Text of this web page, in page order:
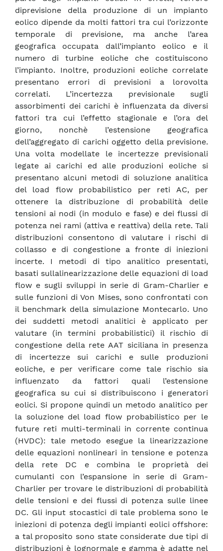
diprevisione della produzione di un impianto
eolico dipende da molti fattori tra cui l’orizzonte
temporale di previsione, ma anche l’area
geografica occupata dall’impianto eolico e il
numero di turbine eoliche che costituiscono
l’impianto. Inoltre, produzioni eoliche correlate
presentano errori di previsioni a lorovolta
correlati. L’incertezza previsionale sugli
assorbimenti dei carichi è influenzata da diversi
fattori tra cui l’effetto stagionale e l’ora del
giorno, nonchè l’estensione geografica
dell’aggregato di carichi oggetto della previsione.
Una volta modellate le incertezze previsionali
legate ai carichi ed alle produzioni eoliche si
presentano alcuni metodi di soluzione analitica
del load flow probabilistico per reti AC, per
ottenere la distribuzione di probabilità delle
tensioni ai nodi (in modulo e fase) e dei flussi di
potenza nei rami (attiva e reattiva) della rete. Tali
distribuzioni consentono di valutare i rischi di
collasso e di congestione a fronte di iniezioni
incerte. I metodi di tipo analitico presentati,
basati sullalinearizzazione delle equazioni di load
flow e sugli sviluppi in serie di Gram-Charlier e
sulle funzioni di Von Mises, sono confrontati con
il benchmark della simulazione Montecarlo. Uno
dei suddetti metodi analitici è applicato per
valutare (in termini probabilistici) il rischio di
congestione della rete AAT siciliana in presenza
di incertezze sui carichi e sulle produzioni
eoliche, e per verificare come tale rischio sia
influenzato da fattori quali l’estensione
geografica su cui si distribuiscono i generatori
eolici. Si propone quindi un metodo analitico per
la soluzione del load flow probabilistico per le
future reti multi-terminali in corrente continua
(HVDC): tale metodo esegue la linearizzazione
delle equazioni nonlineari in tensione e potenza
della rete DC e combina le proprietà dei
cumulanti con l’espansione in serie di Gram-
Charlier per trovare le distribuzioni di probabilità
delle tensioni e dei flussi di potenza sulle linee
DC. Gli input stocastici di tale problema sono le
iniezioni di potenza degli impianti eolici offshore:
a tal proposito sono state considerate due tipi di
distribuzioni è lognormale e gamma è adatte nel